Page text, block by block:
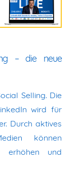
– die neue
Selling. Die
wird für
Durch aktives
können
erhöhen und